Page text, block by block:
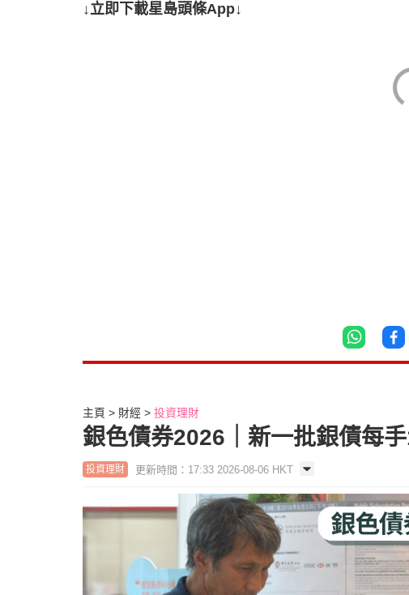
↓立即下載星島頭條App↓
主頁 財經 投資理財
銀色債券2026｜新一批銀債每
投資理財 更新時間：17:33 2026-08-06 HKT